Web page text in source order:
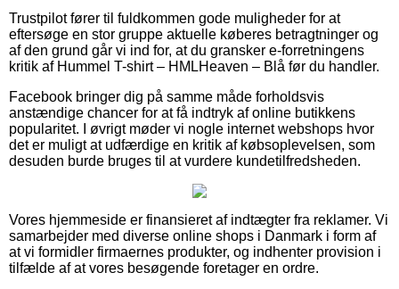
Trustpilot fører til fuldkommen gode muligheder for at
eftersøge en stor gruppe aktuelle køberes betragtninger og
af den grund går vi ind for, at du gransker e-forretningens
kritik af Hummel T-shirt – HMLHeaven – Blå før du handler.
Facebook bringer dig på samme måde forholdsvis
anstændige chancer for at få indtryk af online butikkens
popularitet. I øvrigt møder vi nogle internet webshops hvor
det er muligt at udfærdige en kritik af købsoplevelsen, som
desuden burde bruges til at vurdere kundetilfredsheden.
Vores hjemmeside er finansieret af indtægter fra reklamer. Vi
samarbejder med diverse online shops i Danmark i form af
at vi formidler firmaernes produkter, og indhenter provision i
tilfælde af at vores besøgende foretager en ordre.